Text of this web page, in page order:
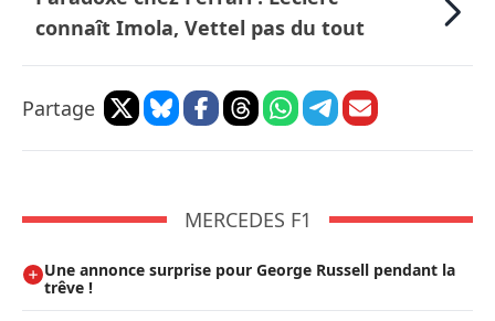
connaît Imola, Vettel pas du tout
Partage
MERCEDES F1
Une annonce surprise pour George Russell pendant la
trêve !